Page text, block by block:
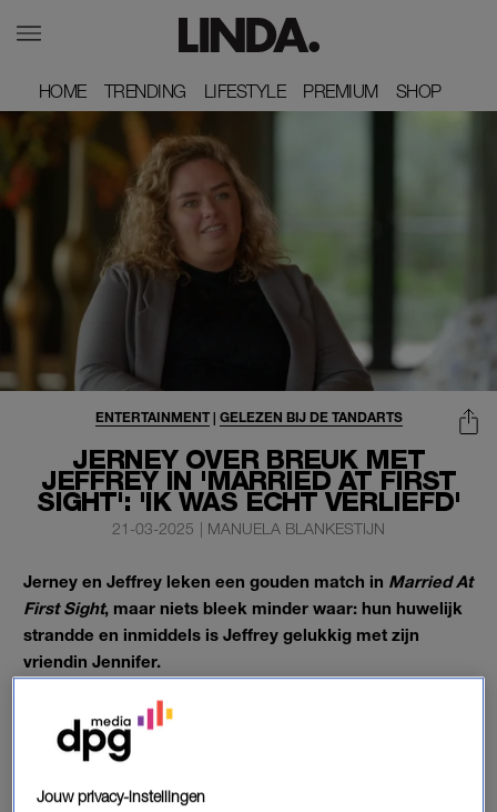
HOME
HOME TRENDING
TRENDING LIFESTYLE
LIFESTYLE PREMIUM
PREMIUM SHOP
SHOP
JERNEY OVER BREUK MET
JEFFREY IN 'MARRIED AT FIRST
SIGHT': 'IK WAS ECHT VERLIEFD'
ENTERTAINMENT| GELEZEN BIJ DE TANDARTS
21-03-2025 | MANUELA BLANKESTIJN
Jerney en Jeffrey leken een gouden match in Married At
First Sight, maar niets bleek minder waar: hun huwelijk
strandde en inmiddels is Jeffrey gelukkig met zijn
vriendin Jennifer.
In gesprek met RTL Boulevard
pijnlijke breuk.
Jouw privacy-instellingen